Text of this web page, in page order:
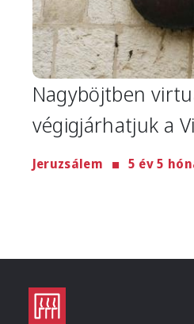
Nagyböjtben
végigjárhatjuk a
Jeruzsálem 5 év 5